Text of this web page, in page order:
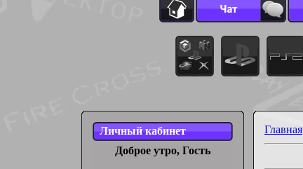
Личный кабинет
Доброе утро, Гость
Главная